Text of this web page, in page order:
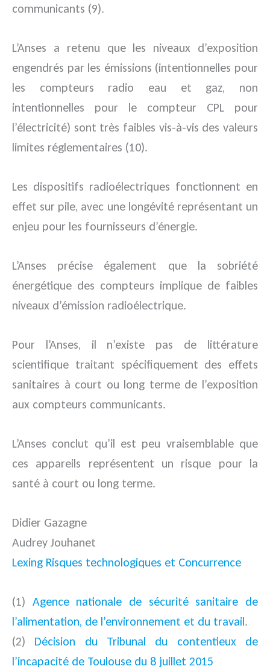
communicants (9).
L’Anses a retenu que les niveaux d’exposition
engendrés par les émissions (intentionnelles pour
les compteurs radio eau et gaz, non
intentionnelles pour le compteur CPL pour
l’électricité) sont très faibles vis-à-vis des valeurs
limites réglementaires (10).
Les dispositifs radioélectriques fonctionnent en
effet sur pile, avec une longévité représentant un
enjeu pour les fournisseurs d’énergie.
L’Anses précise également que la sobriété
énergétique des compteurs implique de faibles
niveaux d’émission radioélectrique.
Pour l’Anses, il n’existe pas de littérature
scientifique traitant spécifiquement des effets
sanitaires à court ou long terme de l’exposition
aux compteurs communicants.
L’Anses conclut qu’il est peu vraisemblable que
ces appareils représentent un risque pour la
santé à court ou long terme.
Didier Gazagne
Audrey Jouhanet
Lexing Risques technologiques et Concurrence
(1) Agence nationale de sécurité sanitaire de
l’alimentation, de l’environnement et du travail.
(2) Décision du Tribunal du contentieux de
l’incapacité de Toulouse du 8 juillet 2015